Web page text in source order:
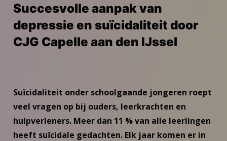
Succesvolle aanpak van
depressie en suïcidaliteit door
CJG Capelle aan den IJssel
Suïcidaliteit onder schoolgaande jongeren roept
veel vragen op bij ouders, leerkrachten en
hulpverleners. Meer dan 11 % van alle leerlingen
heeft suïcidale gedachten. Elk jaar komen er in